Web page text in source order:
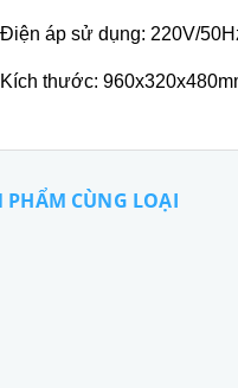
áp sử dụng: 220V/
thước:
PHẨM CÙNG LOẠI